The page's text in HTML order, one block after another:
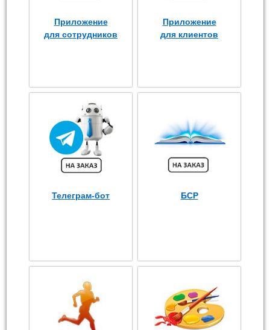
Приложение
для сотрудников
Приложение
для клиентов
Телеграм-бот БСР